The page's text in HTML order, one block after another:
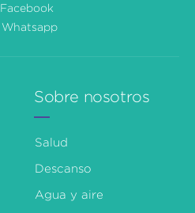
Facebook
Whatsapp
Sobre nosotros
Salud
Descanso
Agua y aire